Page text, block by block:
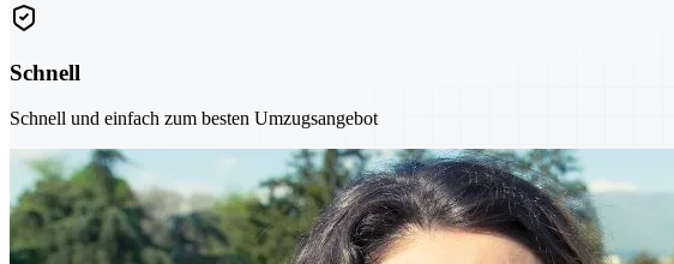
Schnell
Schnell und einfach zum besten Umzugsangebot